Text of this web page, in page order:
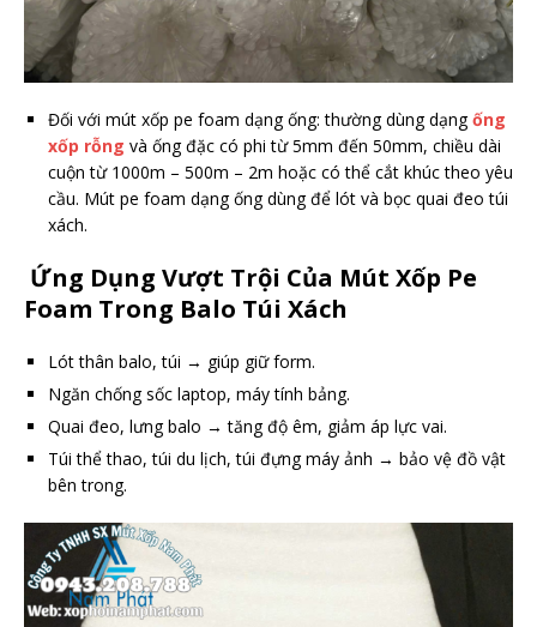
Đối với mút xốp pe foam dạng ống: thường dùng dạngống
xốp rỗng và ống đặc có phi từ 5mm đến 50mm, chiều dài
cuộn từ 1000m – 500m – 2m hoặc có thể cắt khúc theo yêu
cầu. Mút pe foam dạng ống dùng để lót và bọc quai đeo túi
xách.
Ứng Dụng Vượt Trội Của Mút Xốp Pe
Foam Trong Balo Túi Xách
Lót thân balo, túi → giúp giữ form.
Ngăn chống sốc laptop, máy tính bảng.
Quai đeo, lưng balo → tăng độ êm, giảm áp lực vai.
Túi thể thao, túi du lịch, túi đựng máy ảnh → bảo vệ đồ vật
bên trong.